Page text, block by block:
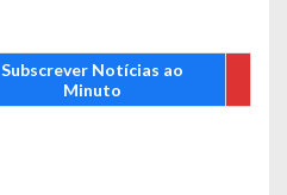
Subscrever Notícias ao
Minuto